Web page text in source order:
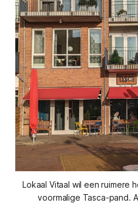
Lokaal Vitaal wil een ruimere
voormalige Tasca-pand.